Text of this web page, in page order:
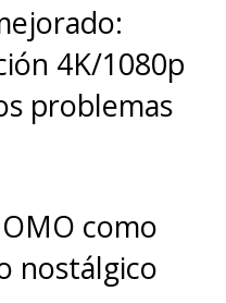
:
alcanza la
entregas
4K/1080p
problemas
como
nostálgico